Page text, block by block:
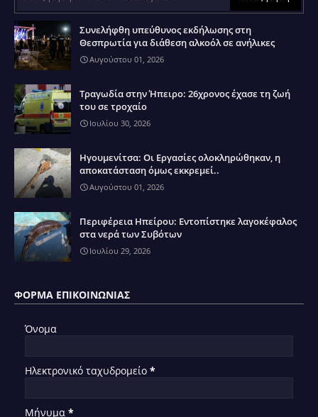
Συνελήφθη υπεύθυνος εκδήλωσης στη
Θεσπρωτία για διάθεση αλκοόλ σε ανήλικες
Αυγούστου 01, 2026
Τραγωδία στην Ήπειρο: 26χρονος έχασε τη ζωή
του σε τροχαίο
Ιουλίου 30, 2026
Ηγουμενίτσα: Οι Εργασίες ολοκληρώθηκαν, η
αποκατάσταση όμως εκκρεμεί..
Αυγούστου 01, 2026
Περιφέρεια Ηπείρου: Εντοπίστηκε λαγοκέφαλος
στα νερά των Συβότων
Ιουλίου 29, 2026
ΦΌΡΜΑ ΕΠΙΚΟΙΝΩΝΊΑΣ
Όνομα
Ηλεκτρονικό ταχυδρομείο *
Μήνυμα *